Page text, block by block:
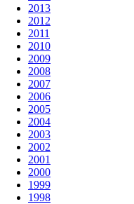
2013
2012
2011
2010
2009
2008
2007
2006
2005
2004
2003
2002
2001
2000
1999
1998